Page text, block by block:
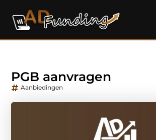
PGB aanvragen
Aanbiedingen